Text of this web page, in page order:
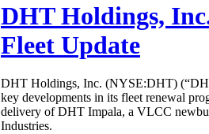
DHT Holdings,
Fleet Update
DHT Holdings, Inc. (NYSE:DHT)
key developments in its fleet renewal
delivery of DHT Impala, a VLCC
Industries.